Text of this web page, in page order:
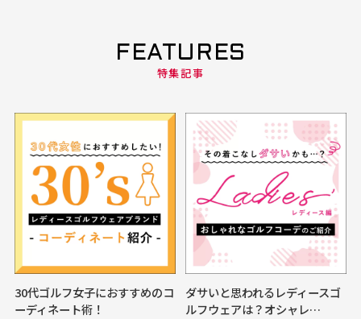
FEATURES
特集記事
30代ゴルフ女子におすすめのコ
ーディネート術！
ダサいと思われるレディースゴ
ルフウェアは？オシャレ…